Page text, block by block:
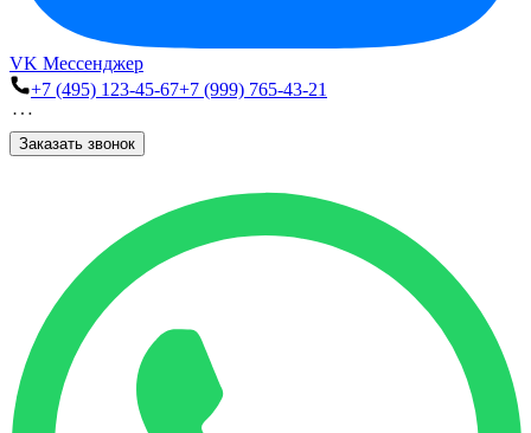
VK Мессенджер
+7 (495) 123-45-67+7 (999) 765-43-21
Заказать звонок